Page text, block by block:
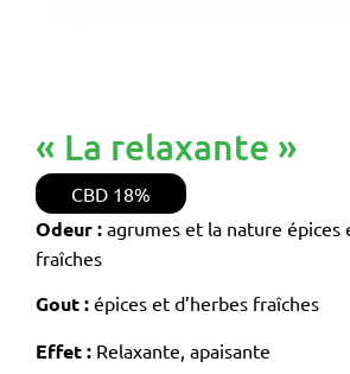
« La relaxante »
CBD 18%
Odeur : agrumes et la nature épices
fraîches
Gout : épices et d’herbes fraîches
Effet : Relaxante, apaisante